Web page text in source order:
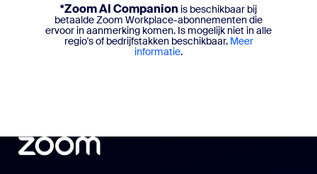
*Zoom AI Companion is beschikbaar bij
betaalde Zoom Workplace-abonnementen die
ervoor in aanmerking komen. Is mogelijk niet in alle
regio's of bedrijfstakken beschikbaar. Meer
informatie.